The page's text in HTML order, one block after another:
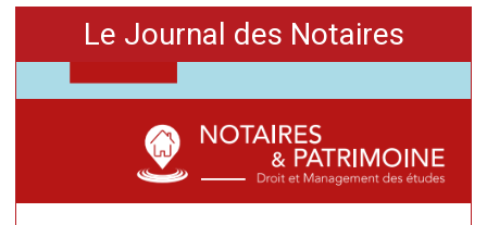
Le Journal des Notaires